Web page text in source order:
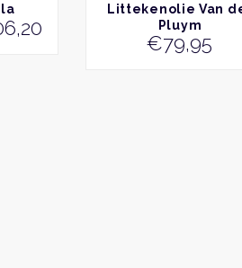
Prijsklasse:
BEKIJK
Littekenolie Van
Pluym
€79,95